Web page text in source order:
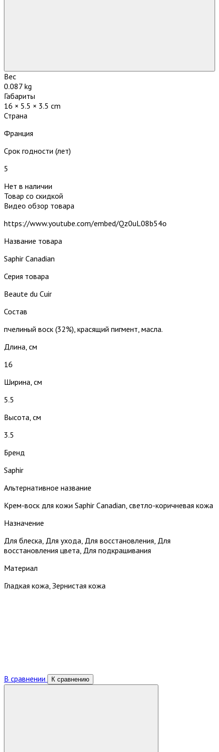
Вес
0.087 kg
Габариты
16 × 5.5 × 3.5 cm
Страна
Франция
Срок годности (лет)
5
Нет в наличии
Товар со скидкой
Видео обзор товара
https://www.youtube.com/embed/Qz0uL08b54o
Название товара
Saphir Canadian
Серия товара
Beaute du Cuir
Состав
пчелиный воск (32%), красящий пигмент, масла.
Длина, см
16
Ширина, см
5.5
Высота, см
3.5
Бренд
Saphir
Альтернативное название
Крем-воск для кожи Saphir Canadian, светло-коричневая кожа
Назначение
Для блеска, Для ухода, Для восстановления, Для
восстановления цвета, Для подкрашивания
Материал
Гладкая кожа, Зернистая кожа
В сравнении К сравнению